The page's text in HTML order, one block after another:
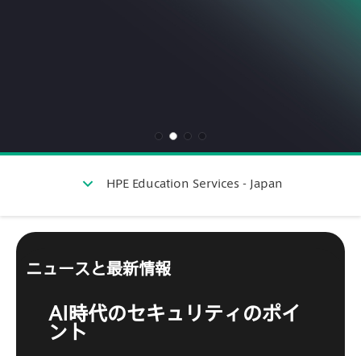
HPE Education Services - Japan
ニュースと最新情報
AI時代のセキュリティのポイ
ント